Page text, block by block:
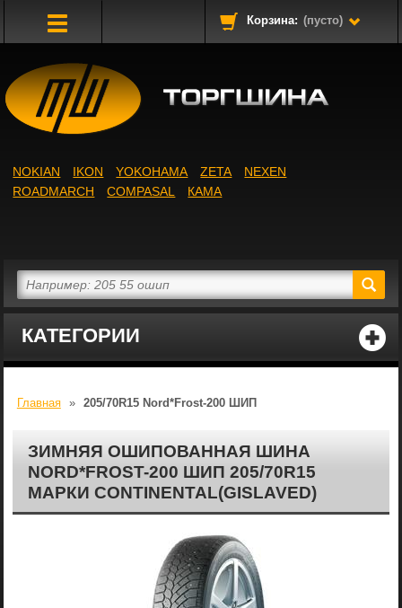
Корзина: (пусто)
КАТЕГОРИИ
NOKIAN IKON YOKOHAMA ZETA
NEXEN
ROADMARCH
COMPASAL КАМА
Главная » 205/70R15 Nord*Frost-200 ШИП
ЗИМНЯЯ ОШИПОВАННАЯ ШИНА
NORD*FROST-200 ШИП 205/70R15
МАРКИ CONTINENTAL(GISLAVED)